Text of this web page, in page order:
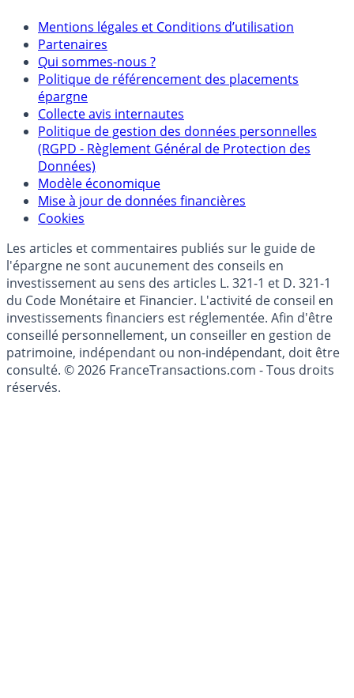
Mentions
Mentions légales et Conditions d’utilisation
Partenaires
Qui sommes-nous ?
Politique de référencement des placements
épargne
Collecte avis internautes
Politique de gestion des données personnelles
(RGPD - Règlement Général de Protection des
Données)
Modèle économique
Cookies
Les articles et commentaires publiés sur le guide de
l'épargne ne sont aucunement des conseils en
investissement au sens des articles L. 321-1 et D. 321-1
du Code Monétaire et Financier. L'activité de conseil en
investissements financiers est réglementée. Afin d'être
conseillé personnellement, un conseiller en gestion de
patrimoine, indépendant ou non-indépendant, doit être